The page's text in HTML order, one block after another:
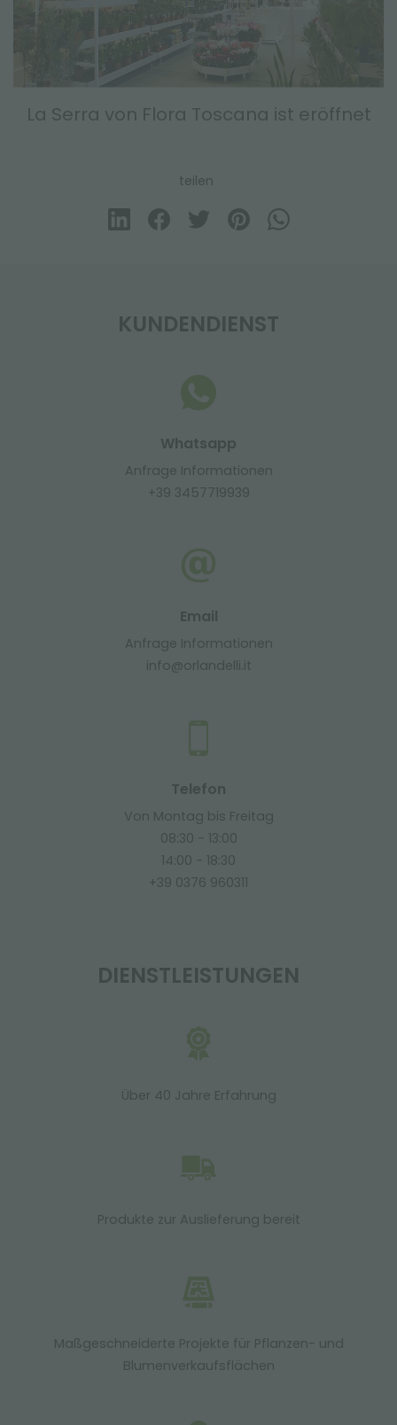
La Serra von Flora Toscana ist eröffnet
teilen
KUNDENDIENST
Whatsapp
Anfrage Informationen
+39 3457719939
Email
Anfrage Informationen
info@orlandelli.it
Telefon
Von Montag bis Freitag
08:30 - 13:00
14:00 - 18:30
+39 0376 960311
DIENSTLEISTUNGEN
Über 40 Jahre Erfahrung
Produkte zur Auslieferung bereit
Maßgeschneiderte Projekte für Pflanzen- und
Blumenverkaufsflächen